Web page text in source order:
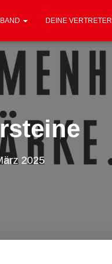
DEINE VERTRETER
2025